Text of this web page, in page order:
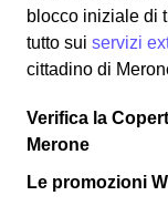
blocco iniziale di
tutto sui servizi
cittadino di
Verifica la
Merone
Le promozioni